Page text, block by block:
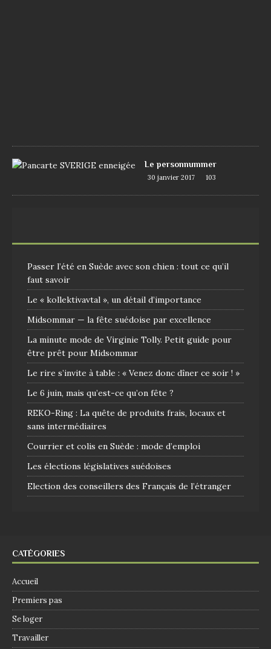
Le personnummer
30 janvier 2017 103
Passer l’été en Suède avec son chien : tout ce qu’il
faut savoir
Le « kollektivavtal », un détail d’importance
Midsommar — la fête suédoise par excellence
La minute mode de Virginie Tolly. Petit guide pour
être prêt pour Midsommar
Le rire s’invite à table : « Venez donc dîner ce soir ! »
Le 6 juin, mais qu’est-ce qu’on fête ?
REKO-Ring : La quête de produits frais, locaux et
sans intermédiaires
Courrier et colis en Suède : mode d’emploi
Les élections législatives suédoises
Election des conseillers des Français de l’étranger
CATÉGORIES
Accueil
Premiers pas
Se loger
Travailler